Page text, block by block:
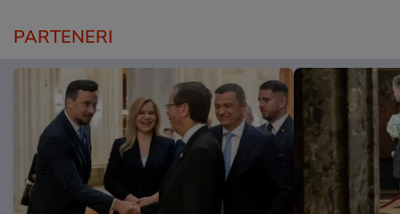
PARTENERI